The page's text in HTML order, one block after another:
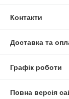
Контакти
Доставка та
Графік роботи
Повна версія